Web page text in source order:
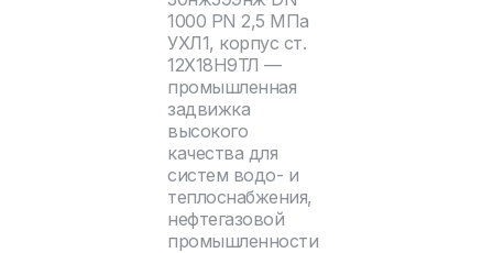
1000 PN 2,5 МПа
УХЛ1, корпус ст.
12Х18Н9ТЛ —
промышленная
задвижка
высокого
качества для
систем водо- и
теплоснабжения,
нефтегазовой
промышленности